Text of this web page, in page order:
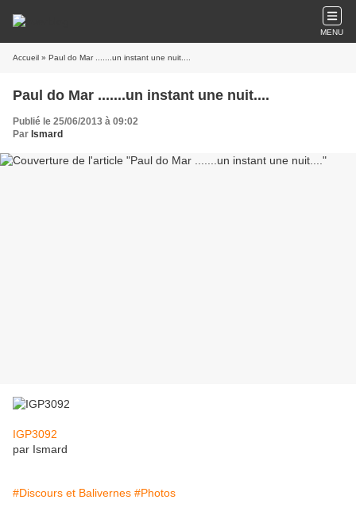
MENU
Accueil » Paul do Mar .......un instant une nuit....
Paul do Mar .......un instant une nuit....
Publié le 25/06/2013 à 09:02
Par Ismard
IGP3092
par Ismard
#Discours et Balivernes #Photos